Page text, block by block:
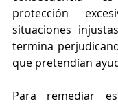
protección
situaciones
termina
que pretendían
Para remediar